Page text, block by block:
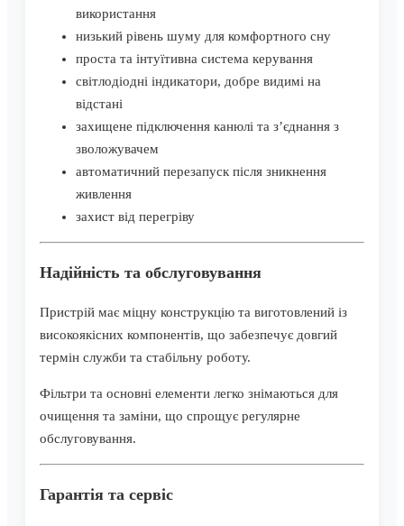
використання
низький рівень шуму для комфортного сну
проста та інтуїтивна система керування
світлодіодні індикатори, добре видимі на
відстані
захищене підключення канюлі та з’єднання з
зволожувачем
автоматичний перезапуск після зникнення
живлення
захист від перегріву
Надійність та обслуговування
Пристрій має міцну конструкцію та виготовлений із
високоякісних компонентів, що забезпечує довгий
термін служби та стабільну роботу.
Фільтри та основні елементи легко знімаються для
очищення та заміни, що спрощує регулярне
обслуговування.
Гарантія та сервіс